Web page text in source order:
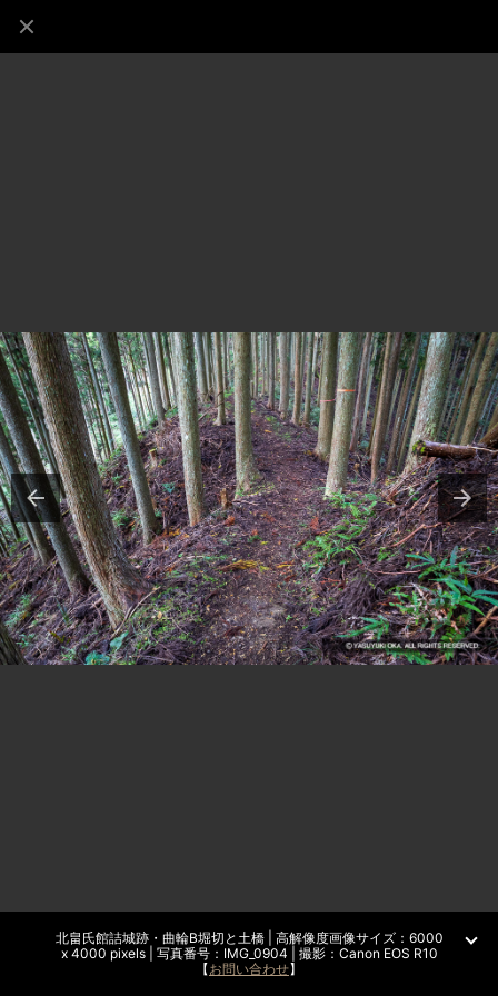
北畠氏館詰城跡・曲輪B堀切と土橋 | 高解像度画像サイズ：6000
x 4000 pixels | 写真番号：IMG_0904 | 撮影：Canon EOS R10
【お問い合わせ】